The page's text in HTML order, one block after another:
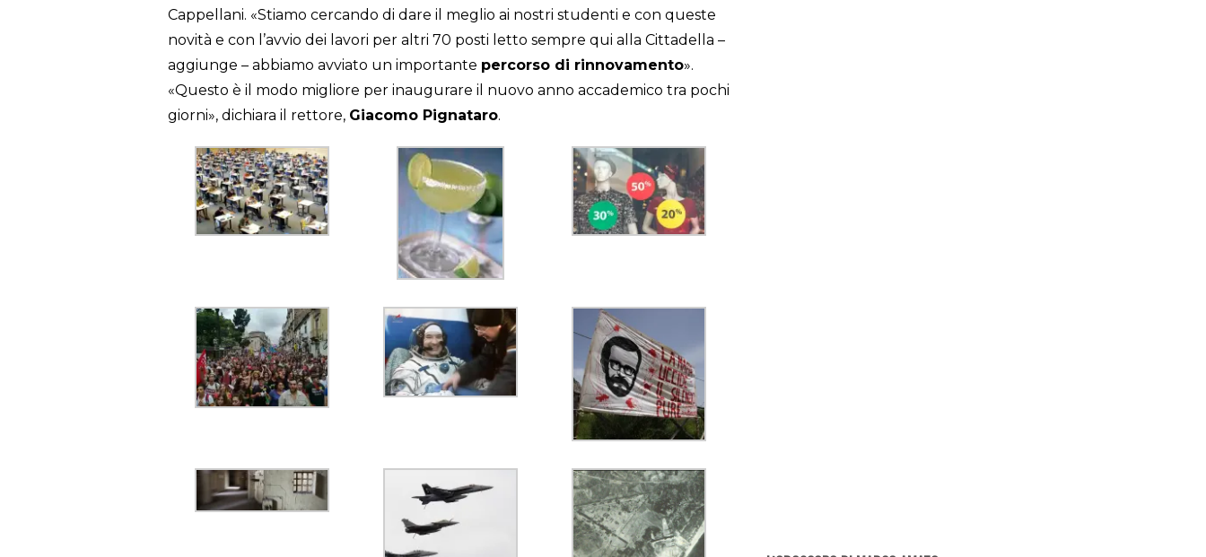
Cappellani. «Stiamo cercando di dare il meglio ai nostri studenti e con queste
novità e con l’avvio dei lavori per altri 70 posti letto sempre qui alla Cittadella –
aggiunge – abbiamo avviato un importante percorso di rinnovamento».
«Questo è il modo migliore per inaugurare il nuovo anno accademico tra pochi
giorni», dichiara il rettore, Giacomo Pignataro.